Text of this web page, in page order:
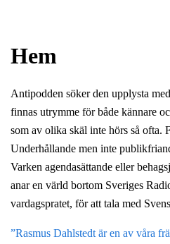
Hem
Antipodden söker den upplysta
finnas utrymme för både kännare
som av olika skäl inte hörs så ofta.
Underhållande men inte
Varken agendasättande eller
anar en värld bortom Sveriges
vardagspratet, för att tala med
”Rasmus Dahlstedt är en av våra